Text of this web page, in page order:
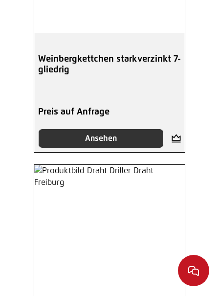
Weinbergkettchen starkverzinkt 7-
gliedrig
Preis auf Anfrage
Ansehen